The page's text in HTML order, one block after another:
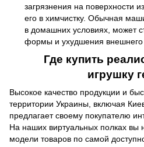
загрязнения на поверхности
его в химчистку. Обычная
в домашних условиях, может
формы и ухудшения внешнего
Где купить
игрушку
Высокое качество продукции и
территории Украины, включая
предлагает своему покупателю
На наших виртуальных полках вы
модели товаров по самой